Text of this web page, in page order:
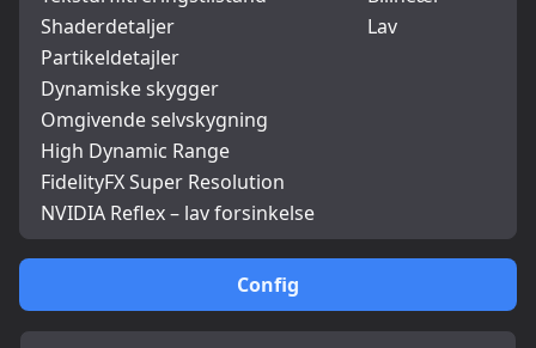
Config
Shaderdetaljer
Lav
Partikeldetajler
Dynamiske skygger
Omgivende selvskygning
High Dynamic Range
FidelityFX Super Resolution
NVIDIA Reflex – lav forsinkelse